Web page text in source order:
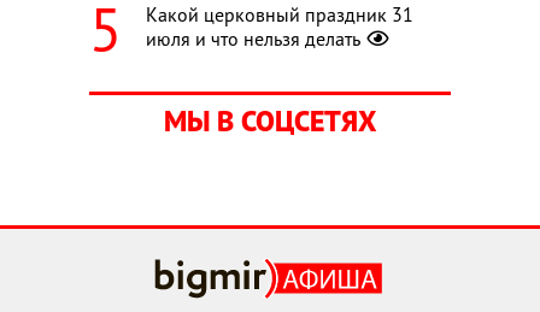
Какой церковный праздник 31
июля и что нельзя делать
МЫ В СОЦСЕТЯХ